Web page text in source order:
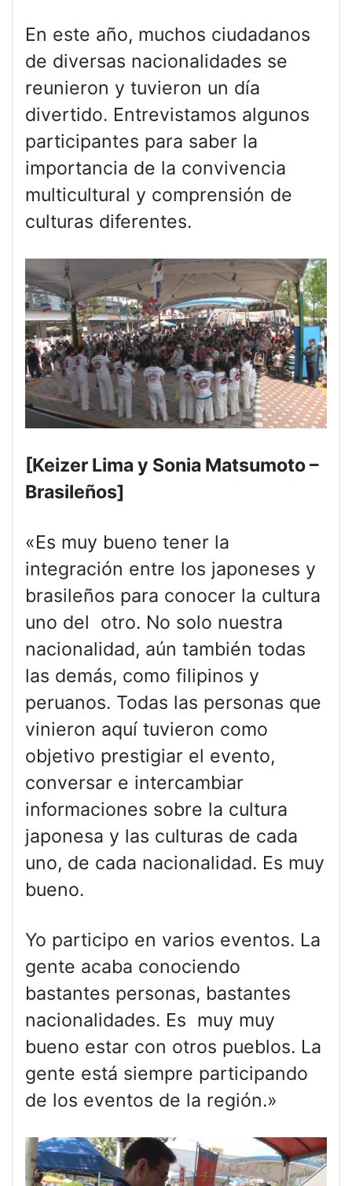
En este año, muchos ciudadanos
de diversas nacionalidades se
reunieron y tuvieron un día
divertido. Entrevistamos algunos
participantes para saber la
importancia de la convivencia
multicultural y comprensión de
culturas diferentes.
[Keizer Lima y Sonia Matsumoto –
Brasileños]
«Es muy bueno tener la
integración entre los japoneses y
brasileños para conocer la cultura
uno del otro. No solo nuestra
nacionalidad, aún también todas
las demás, como filipinos y
peruanos. Todas las personas que
vinieron aquí tuvieron como
objetivo prestigiar el evento,
conversar e intercambiar
informaciones sobre la cultura
japonesa y las culturas de cada
uno, de cada nacionalidad. Es muy
bueno.
Yo participo en varios eventos. La
gente acaba conociendo
bastantes personas, bastantes
nacionalidades. Es muy muy
bueno estar con otros pueblos. La
gente está siempre participando
de los eventos de la región.»